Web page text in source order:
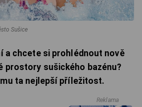
Sušice
a chcete si prohlédnout nově
prostory sušického bazénu?
ta nejlepší příležitost.
Reklama